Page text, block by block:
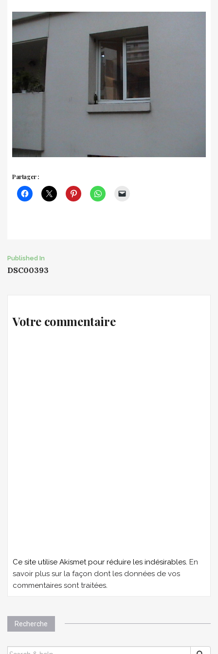
Partager :
Post
Published In
DSC00393
Votre commentaire
Ce site utilise Akismet pour réduire les indésirables. En
savoir plus sur la façon dont les données de vos
commentaires sont traitées
Recherche
SEARCH